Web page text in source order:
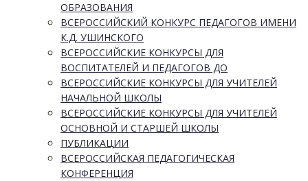
ОБРАЗОВАНИЯ
ВСЕРОССИЙСКИЙ КОНКУРС ПЕДАГОГОВ ИМЕНИ
К.Д. УШИНСКОГО
ВСЕРОССИЙСКИЕ КОНКУРСЫ ДЛЯ
ВОСПИТАТЕЛЕЙ И ПЕДАГОГОВ ДО
ВСЕРОССИЙСКИЕ КОНКУРСЫ ДЛЯ УЧИТЕЛЕЙ
НАЧАЛЬНОЙ ШКОЛЫ
ВСЕРОССИЙСКИЕ КОНКУРСЫ ДЛЯ УЧИТЕЛЕЙ
ОСНОВНОЙ И СТАРШЕЙ ШКОЛЫ
ПУБЛИКАЦИИ
ВСЕРОССИЙСКАЯ ПЕДАГОГИЧЕСКАЯ
КОНФЕРЕНЦИЯ